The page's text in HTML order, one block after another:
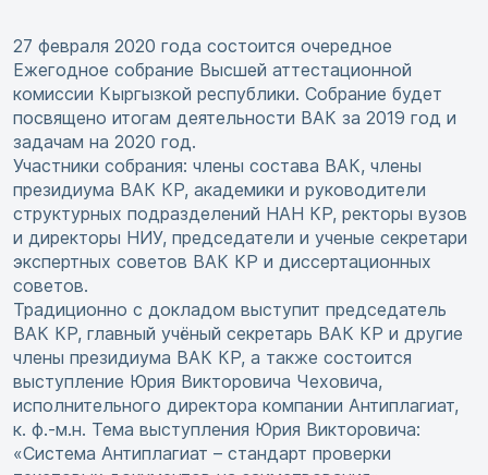
27 февраля 2020 года состоится очередное
Ежегодное собрание Высшей аттестационной
комиссии Кыргызкой республики. Собрание будет
посвящено итогам деятельности ВАК за 2019 год и
задачам на 2020 год.
Участники собрания: члены состава ВАК, члены
президиума ВАК КР, академики и руководители
структурных подразделений НАН КР, ректоры вузов
и директоры НИУ, председатели и ученые секретари
экспертных советов ВАК КР и диссертационных
советов.
Традиционно с докладом выступит председатель
ВАК КР, главный учёный секретарь ВАК КР и другие
члены президиума ВАК КР, а также состоится
выступление Юрия Викторовича Чеховича,
исполнительного директора компании Антиплагиат,
к. ф.-м.н. Тема выступления Юрия Викторовича:
«Система Антиплагиат – стандарт проверки